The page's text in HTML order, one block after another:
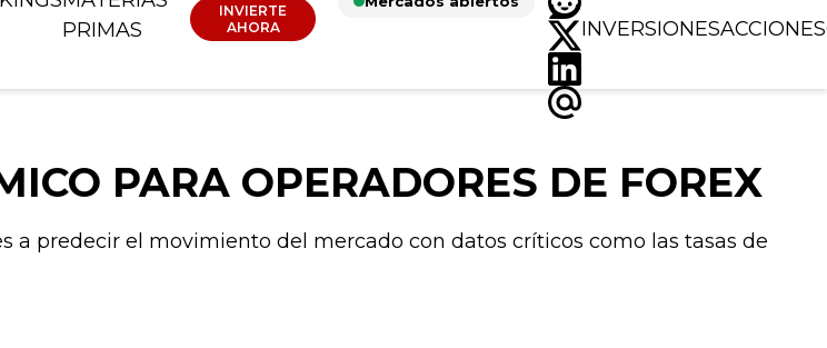
PRIMAS
INVIERTE
AHORA
INVERSIONESACCIONES
PARA OPERADORES DE FOREX
a predecir el movimiento del mercado con datos críticos como las tasas de